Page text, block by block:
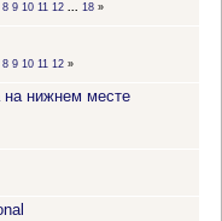
8 9 10 11 12 ... 18»
8 9 10 11 12»
нижнем месте